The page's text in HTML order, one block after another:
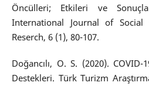
Öncülleri; Etkileri ve
International Journal of Social
Reserch, 6 (1), 80-107.
Doğancılı, O. S. (2020). COVID-
Destekleri. Türk Turizm